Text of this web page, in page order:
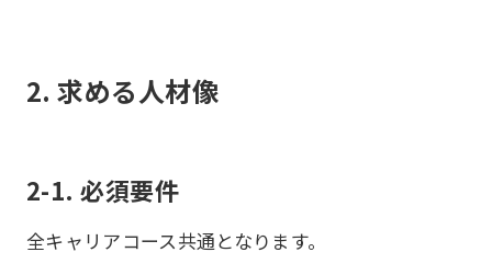
2. 求める人材像
2-1. 必須要件
全キャリアコース共通となります。